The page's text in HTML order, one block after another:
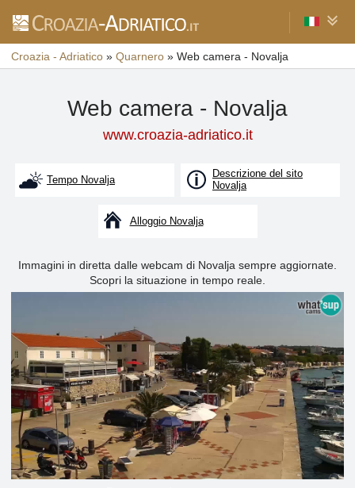
Croazia - Adriatico » Quarnero » Web camera - Novalja
Web camera - Novalja
www.croazia-adriatico.it
Tempo Novalja
Descrizione del sito
Novalja
Alloggio Novalja
Immagini in diretta dalle webcam di Novalja sempre aggiornate.
Scopri la situazione in tempo reale.